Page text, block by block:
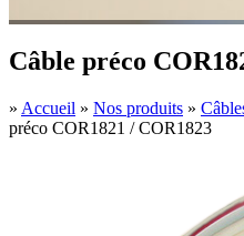
Câble préco
» Accueil » Nos produits »
préco COR1821 / COR1823